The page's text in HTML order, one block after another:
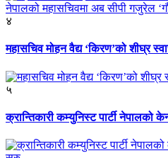
४
महासचिव मोहन वैद्य ‘किरण’को शीघ्र
५
क्रान्तिकारी कम्युनिस्ट पार्टी नेपालको